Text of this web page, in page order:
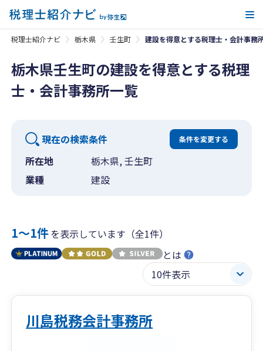
税理士紹介ナビ 栃木県 壬生町 建設を得意とする税理士・会計事務
栃木県壬生町の建設を得意とする税理
士・会計事務所一覧
現在の検索条件 条件を変更する
所在地
栃木県, 壬生町
業種
建設
1〜1件を表示しています（全1件）
とは
川島税務会計事務所